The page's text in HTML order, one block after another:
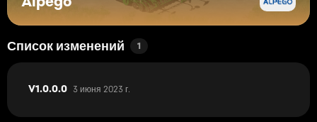
Список изменений 1
V1.0.0.0 3 июня 2023 г.